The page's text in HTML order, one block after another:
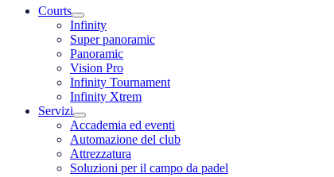
Courts
Infinity
Super panoramic
Panoramic
Vision Pro
Infinity Tournament
Infinity Xtrem
Servizi
Accademia ed eventi
Automazione del club
Attrezzatura
Soluzioni per il campo da padel